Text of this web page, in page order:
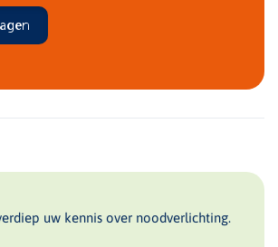
uw kennis over noodverlichting.